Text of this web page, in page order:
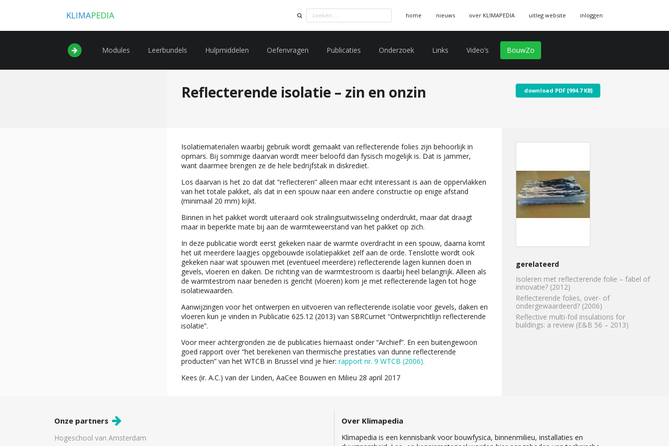
KLIMAPEDIA home nieuws over KLIMAPEDIA uitleg website inloggen
Modules Leerbundels Hulpmiddelen Oefenvragen Publicaties Onderzoek Links Video’s BouwZo
Reflecterende isolatie – zin en onzin download PDF [994.7 KB]
Isolatiematerialen waarbij gebruik wordt gemaakt van reflecterende folies zijn behoorlijk in
opmars. Bij sommige daarvan wordt meer beloofd dan fysisch mogelijk is. Dat is jammer,
want daarmee brengen ze de hele bedrijfstak in diskrediet.
Los daarvan is het zo dat dat “reflecteren” alleen maar echt interessant is aan de oppervlakken
van het totale pakket, als dat in een spouw naar een andere constructie op enige afstand
(minimaal 20 mm) kijkt.
Binnen in het pakket wordt uiteraard ook stralingsuitwisseling onderdrukt, maar dat draagt
maar in beperkte mate bij aan de warmteweerstand van het pakket op zich.
In deze publicatie wordt eerst gekeken naar de warmte overdracht in een spouw, daarna komt
het uit meerdere laagjes opgebouwde isolatiepakket zelf aan de orde. Tenslotte wordt ook
gekeken naar wat spouwen met (eventueel meerdere) reflecterende lagen kunnen doen in
gevels, vloeren en daken. De richting van de warmtestroom is daarbij heel belangrijk. Alleen als
de warmtestrom naar beneden is gericht (vloeren) kom je met reflecterende lagen tot hoge
isolatiewaarden.
Aanwijzingen voor het ontwerpen en uitvoeren van reflecterende isolatie voor gevels, daken en
vloeren kun je vinden in Publicatie 625.12 (2013) van SBRCurnet “Ontwerprichtlijn reflecterende
isolatie”.
Voor meer achtergronden zie de publicaties hiernaast onder “Archief”. En een buitengewoon
goed rapport over “het berekenen van thermische prestaties van dunne reflecterende
producten” van het WTCB in Brussel vind je hier: rapport nr. 9 WTCB (2006).
Kees (ir. A.C.) van der Linden, AaCee Bouwen en Milieu 28 april 2017
gerelateerd
Isoleren met reflecterende folie – fabel of
innovatie? (2012)
Reflecterende folies, over- of
ondergewaardeerd? (2006)
Reflective multi-foil insulations for
buildings: a review (E&B 56 – 2013)
Onze partners
Hogeschool van Amsterdam
Over Klimapedia
Klimapedia is een kennisbank voor bouwfysica, binnenmilieu, installaties en